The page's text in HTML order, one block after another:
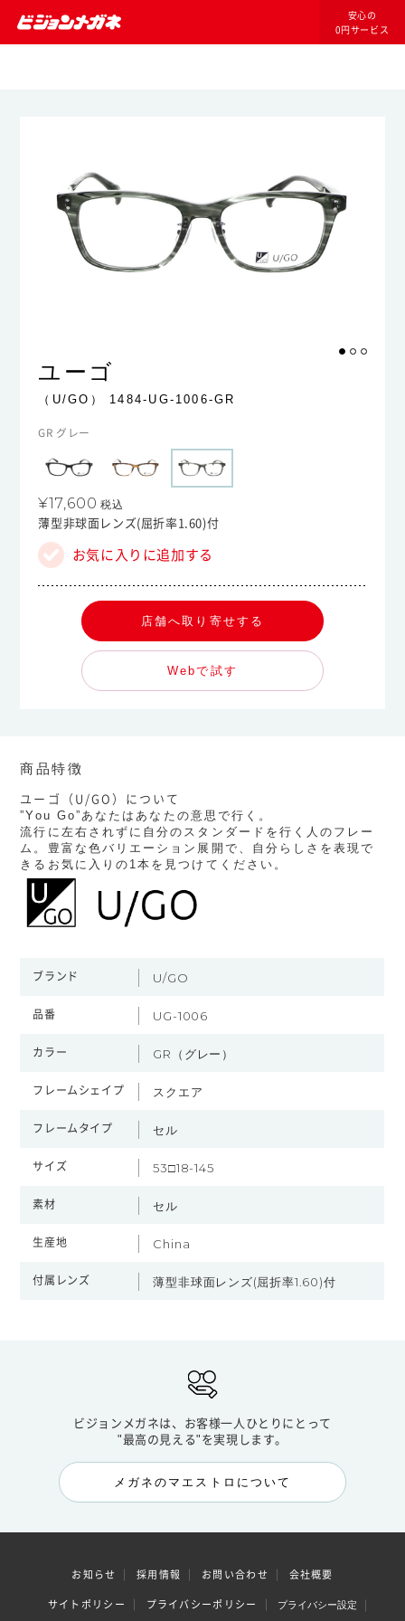
安心の
0円サービス
ユーゴ
（U/GO） 1484-UG-1006-GR
GR グレー
¥17,600 税込
薄型非球面レンズ(屈折率1.60)付
お気に入りに追加する
店舗へ取り寄せする
Webで試す
商品特徴
ユーゴ（U/GO）について
”You Go”あなたはあなたの意思で行く。
流行に左右されずに自分のスタンダードを行く人のフレー
ム。豊富な色バリエーション展開で、自分らしさを表現で
きるお気に入りの1本を見つけてください。
ブランド U/GO
品番 UG-1006
カラー GR（グレー）
フレームシェイプ スクエア
フレームタイプ セル
サイズ 53□18-145
素材 セル
生産地 China
付属レンズ 薄型非球面レンズ(屈折率1.60)付
ビジョンメガネは、お客様一人ひとりにとって
"最高の見える"を実現します。
メガネのマエストロについて
お知らせ 採用情報 お問い合わせ 会社概要
サイトポリシー プライバシーポリシー プライバシー設定